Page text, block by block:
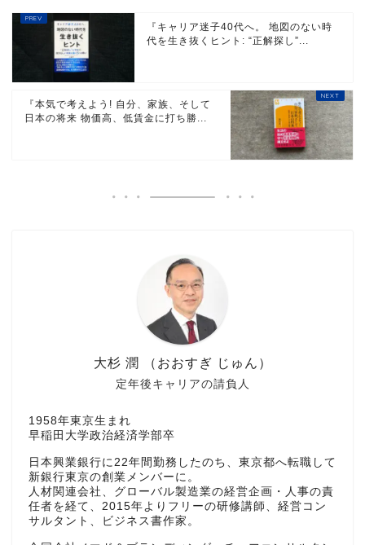
『キャリア迷子40代へ。 地図のない時
代を生き抜くヒント: “正解探し”...
『本気で考えよう! 自分、家族、そして
日本の将来 物価高、低賃金に打ち勝...
定年後キャリアの請負人
大杉 潤 （おおすぎ じゅん）
1958年東京生まれ
早稲田大学政治経済学部卒
日本興業銀行に22年間勤務したのち、東京都へ転職して
新銀行東京の創業メンバーに。
人材関連会社、グローバル製造業の経営企画・人事の責
任者を経て、2015年よりフリーの研修講師、経営コン
サルタント、ビジネス書作家。